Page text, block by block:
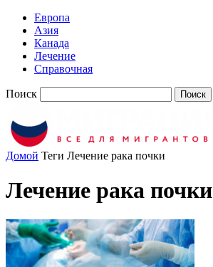
Европа
Азия
Канада
Лечение
Справочная
Поиск
Домой Теги Лечение рака почки
Лечение рака почки